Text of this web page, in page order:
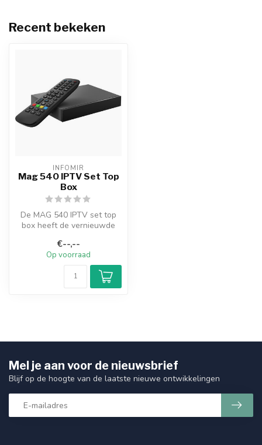
Recent bekeken
INFOMIR
Mag 540 IPTV Set Top
Box
De MAG 540 IPTV set top
box heeft de vernieuwde
Hiermee...
€--,--
Op voorraad
Mel je aan voor de nieuwsbrief
Blijf op de hoogte van de laatste nieuwe ontwikkelingen